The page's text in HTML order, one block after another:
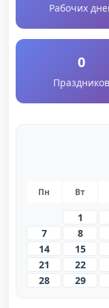
Рабочих
0
Праздников
Пн Вт
1
7
8
14
15
21
22
28
29